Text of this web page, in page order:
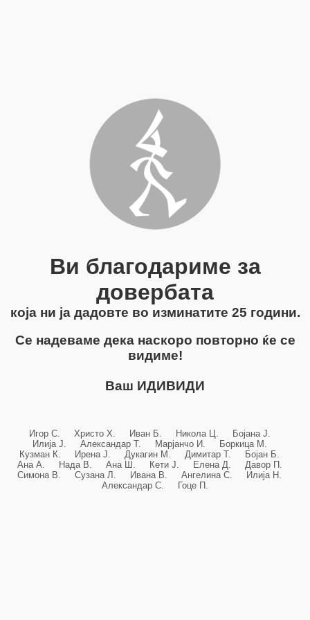
Ви благодариме за
довербата
која ни ја дадовте во изминатите 25 години.
Се надеваме дека наскоро повторно ќе се
видиме!
Ваш ИДИВИДИ
Игор С. Христо Х. Иван Б. Никола Ц. Бојана Ј.
Илија Ј. Александар Т. Марјанчо И. Боркица М.
Кузман К. Ирена Ј. Дукагин М. Димитар Т. Бојан Б.
Ана А. Нада В. Ана Ш. Кети Ј. Елена Д. Давор П.
Симона В. Сузана Л. Ивана В. Ангелина С. Илија Н.
Александар С. Гоце П.